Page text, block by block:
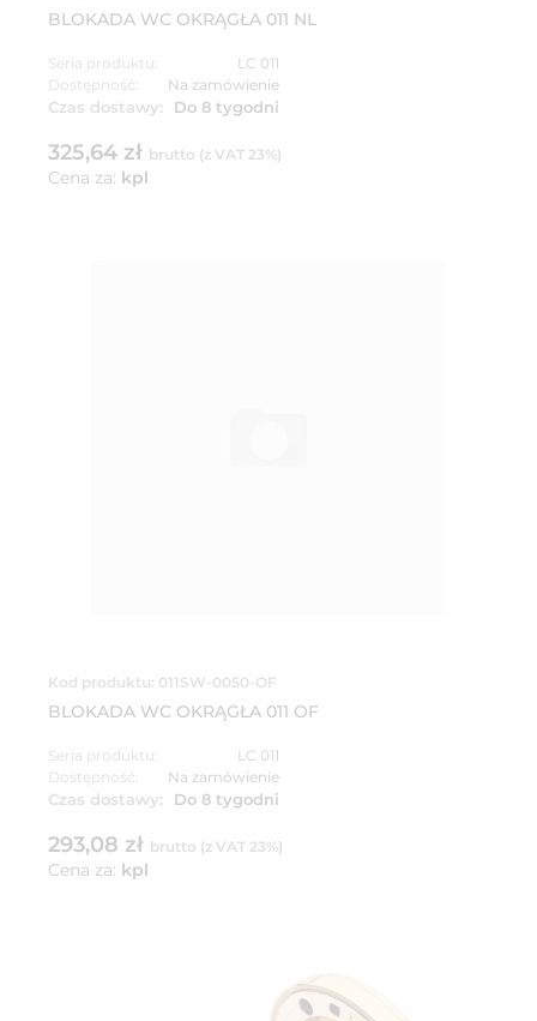
BLOKADA WC OKRĄGŁA 011 NL
Seria produktu:
LC 011
Dostępność:
Na zamówienie
Czas dostawy: Do 8 tygodni
325,64 zł brutto (z VAT 23%)
Cena za: kpl
Kod produktu: 011SW-0050-OF
BLOKADA WC OKRĄGŁA 011 OF
Seria produktu:
LC 011
Dostępność:
Na zamówienie
Czas dostawy: Do 8 tygodni
293,08 zł brutto (z VAT 23%)
Cena za: kpl